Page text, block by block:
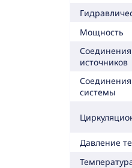
Мощность
источников
системы
Давление